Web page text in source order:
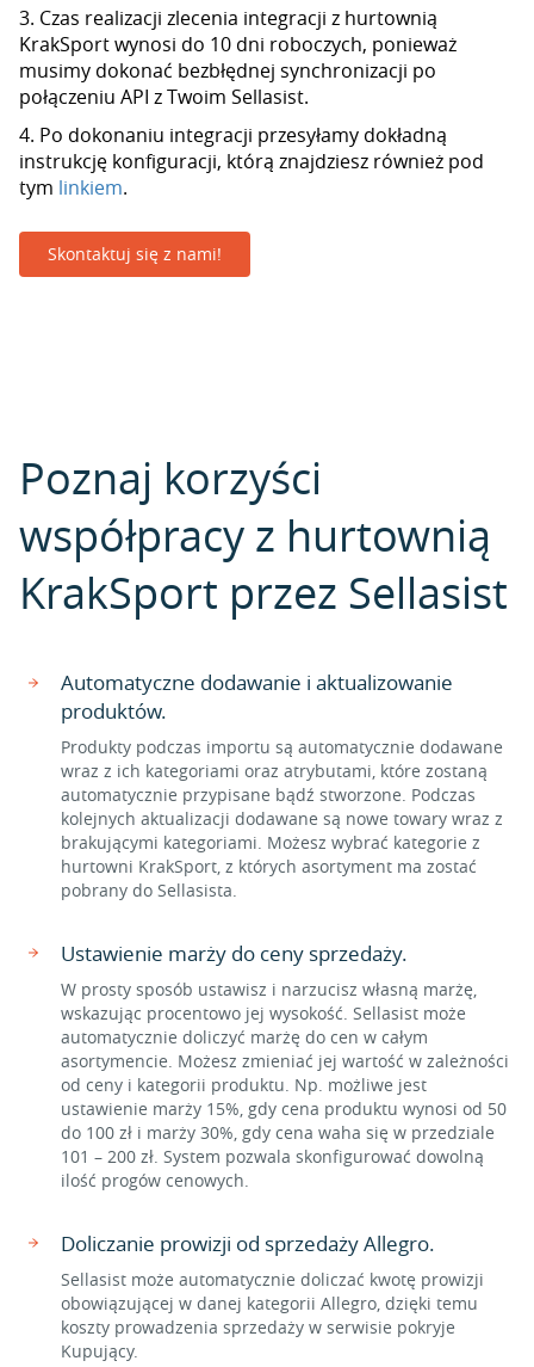
3. Czas realizacji zlecenia integracji z hurtownią
KrakSport wynosi do 10 dni roboczych, ponieważ
musimy dokonać bezbłędnej synchronizacji po
połączeniu API z Twoim Sellasist.
4. Po dokonaniu integracji przesyłamy dokładną
instrukcję konfiguracji, którą znajdziesz również pod
tym linkiem.
Skontaktuj się z nami!
Poznaj korzyści
współpracy z hurtownią
KrakSport przez Sellasist
Automatyczne dodawanie i aktualizowanie
produktów.
Produkty podczas importu są automatycznie dodawane
wraz z ich kategoriami oraz atrybutami, które zostaną
automatycznie przypisane bądź stworzone. Podczas
kolejnych aktualizacji dodawane są nowe towary wraz z
brakującymi kategoriami. Możesz wybrać kategorie z
hurtowni KrakSport, z których asortyment ma zostać
pobrany do Sellasista.
Ustawienie marży do ceny sprzedaży.
W prosty sposób ustawisz i narzucisz własną marżę,
wskazując procentowo jej wysokość. Sellasist może
automatycznie doliczyć marżę do cen w całym
asortymencie. Możesz zmieniać jej wartość w zależności
od ceny i kategorii produktu. Np. możliwe jest
ustawienie marży 15%, gdy cena produktu wynosi od 50
do 100 zł i marży 30%, gdy cena waha się w przedziale
101 – 200 zł. System pozwala skonfigurować dowolną
ilość progów cenowych.
Doliczanie prowizji od sprzedaży Allegro.
Sellasist może automatycznie doliczać kwotę prowizji
obowiązującej w danej kategorii Allegro, dzięki temu
koszty prowadzenia sprzedaży w serwisie pokryje
Kupujący.